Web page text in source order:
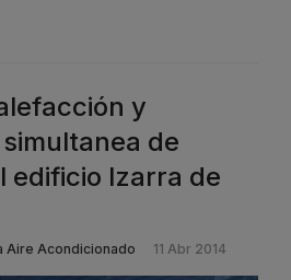
y
de
edificio Izarra de
Aire Acondicionado 11 Abr 2014